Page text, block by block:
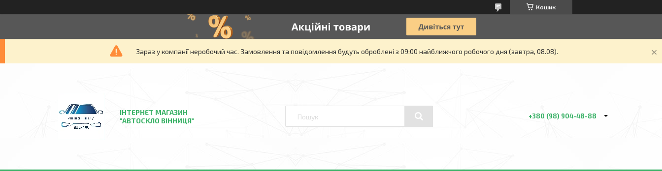
Кошик
Зараз у компанії неробочий час. Замовлення та повідомлення будуть оброблені з 09:00 найближчого робочого дня (завтра, 08.08).
ІНТЕРНЕТ МАГАЗИН
"АВТОСКЛО ВІННИЦЯ"
+380 (98) 904-48-88